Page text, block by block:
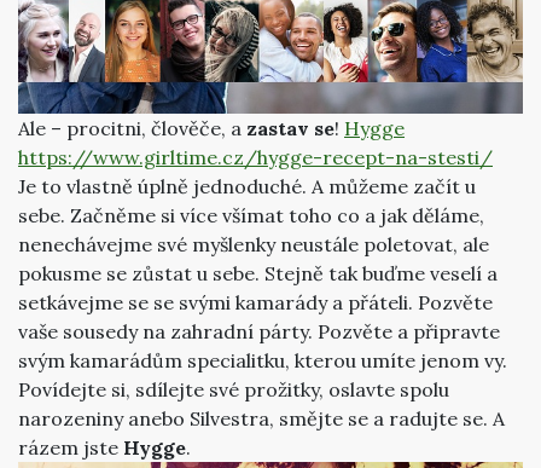
Ale – procitni, člověče, a zastav se! Hygge
https://www.girltime.cz/hygge-recept-na-stesti/
Je to vlastně úplně jednoduché. A můžeme začít u
sebe. Začněme si více všímat toho co a jak děláme,
nenechávejme své myšlenky neustále poletovat, ale
pokusme se zůstat u sebe. Stejně tak buďme veselí a
setkávejme se se svými kamarády a přáteli. Pozvěte
vaše sousedy na zahradní párty. Pozvěte a připravte
svým kamarádům specialitku, kterou umíte jenom vy.
Povídejte si, sdílejte své prožitky, oslavte spolu
narozeniny anebo Silvestra, smějte se a radujte se. A
rázem jste Hygge.